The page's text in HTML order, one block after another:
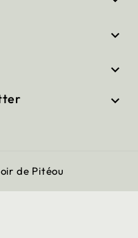



de Pitéou